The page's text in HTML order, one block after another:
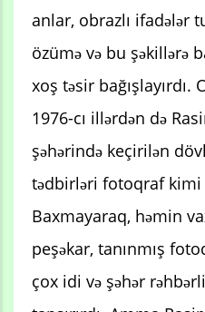
anlar, obrazlı ifadələr
özümə və bu şəkillərə
xoş təsir bağışlayırdı.
1976-cı illərdən də
şəhərində keçirilən
tədbirləri fotoqraf kimi
Baxmayaraq, həmin
peşəkar, tanınmış
çox idi və şəhər